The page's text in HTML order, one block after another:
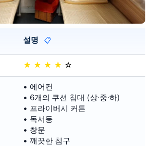
설명 📋
★ ★ ★ ★ ☆
• 에어컨
• 6개의 쿠션 침대 (상·중·하)
• 프라이버시 커튼
• 독서등
• 창문
• 깨끗한 침구